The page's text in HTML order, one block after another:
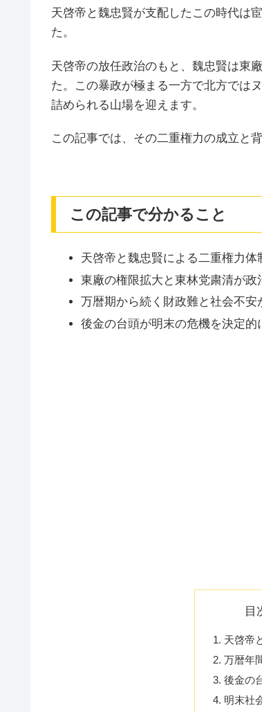
天啓帝と魏忠賢が支配したこの時代は
た。
天啓帝の放任政治のもと、魏忠賢は東
た。この暴政が極まる一方で北方では
詰められる山場を迎えます。
この記事では、その二重権力の成立と
この記事で分かること
天啓帝と魏忠賢による二重権力体
東廠の権限拡大と東林党粛清が政
万暦期から続く財政難と社会不安
後金の台頭が明末の危機を決定的
目
天啓帝
万暦年
後金の
明末社